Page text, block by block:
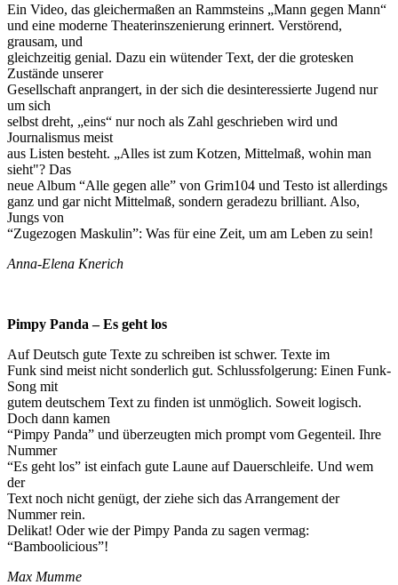
Ein Video, das gleichermaßen an Rammsteins „Mann gegen Mann“
und eine moderne Theaterinszenierung erinnert. Verstörend,
grausam, und
gleichzeitig genial. Dazu ein wütender Text, der die grotesken
Zustände unserer
Gesellschaft anprangert, in der sich die desinteressierte Jugend nur
um sich
selbst dreht, „eins“ nur noch als Zahl geschrieben wird und
Journalismus meist
aus Listen besteht. „Alles ist zum Kotzen, Mittelmaß, wohin man
sieht"? Das
neue Album “Alle gegen alle” von Grim104 und Testo ist allerdings
ganz und gar nicht Mittelmaß, sondern geradezu brilliant. Also,
Jungs von
“Zugezogen Maskulin”: Was für eine Zeit, um am Leben zu sein!
Anna-Elena Knerich
Pimpy Panda – Es geht los
Auf Deutsch gute Texte zu schreiben ist schwer. Texte im
Funk sind meist nicht sonderlich gut. Schlussfolgerung: Einen Funk-
Song mit
gutem deutschem Text zu finden ist unmöglich. Soweit logisch.
Doch dann kamen
“Pimpy Panda” und überzeugten mich prompt vom Gegenteil. Ihre
Nummer
“Es geht los” ist einfach gute Laune auf Dauerschleife. Und wem
der
Text noch nicht genügt, der ziehe sich das Arrangement der
Nummer rein.
Delikat! Oder wie der Pimpy Panda zu sagen vermag:
“Bamboolicious”!
Max Mumme